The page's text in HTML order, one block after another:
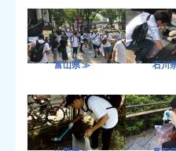
富山県 ≫ 石川